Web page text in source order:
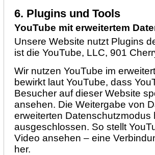
6. Plugins und Tools
YouTube mit erweitertem
Unsere Website nutzt Plugins
ist die YouTube, LLC, 901
Wir nutzen YouTube im
bewirkt laut YouTube, dass
Besucher auf dieser Website
ansehen. Die Weitergabe von
erweiterten
ausgeschlossen. So stellt
Video ansehen – eine
her.